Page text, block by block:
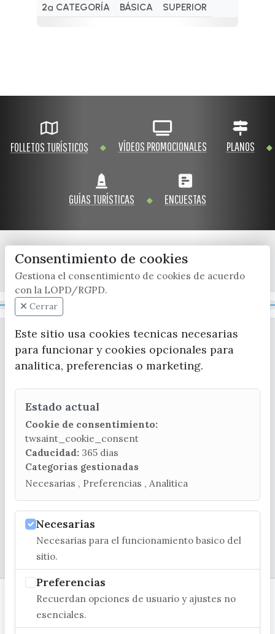
2ª CATEGORÍA
BÁSICA SUPERIOR
FOLLETOS TURÍSTICOS VÍDEOS PROMOCIONALES PLANOS
GUÍAS TURÍSTICAS ENCUESTAS
x / twitter facebook youtube instagram
CONTACTA CON LA OFICINA DE TURISMO
(+34) 952 541 104
turismo@velezmalaga.es
C/ Poniente, 2. CP 29740 - Torre del Mar
Consentimiento de cookies
Gestiona el consentimiento de cookies de acuerdo
con la LOPD/RGPD.
Cerrar
Este sitio usa cookies tecnicas necesarias
para funcionar y cookies opcionales para
analitica, preferencias o marketing.
Estado actual
Cookie de consentimiento:
twsaint_cookie_consent
Caducidad: 365 dias
Categorias gestionadas
Necesarias , Preferencias , Analitica
Necesarias
Necesarias para el funcionamiento basico del
sitio.
Preferencias
Recuerdan opciones de usuario y ajustes no
esenciales.